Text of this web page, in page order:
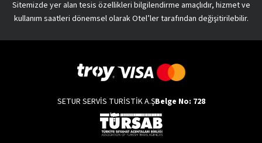
Sitemizde yer alan tesis özellikleri bilgilendirme amaçlıdır, hizmet ve
kullanım saatleri dönemsel olarak Otel’ler tarafından değişitirilebilir.
SETUR SERVİS TURİSTİK A.ŞBelge No: 728